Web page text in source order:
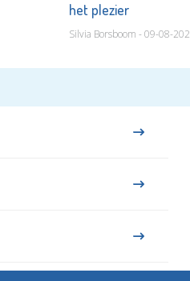
het plezier
Silvia Borsboom - 09-08-